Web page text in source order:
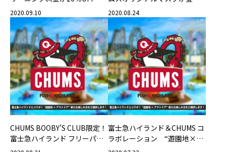
2020.09.10
場！
2020.08.24
CHUMS BOOBY’S CLUB限定！
富士急ハイランド フリーパス
割引
富士急ハイランド＆CHUMS コ
ラボレーション “遊園地×ア
ウトドア”